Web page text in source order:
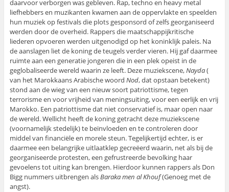
daarvoor verborgen was gebleven. Rap, techno en heavy metal
liefhebbers en muzikanten kwamen aan de oppervlakte en speelden
hun muziek op festivals die plots gesponsord of zelfs georganiseerd
werden door de overheid. Rappers die maatschappijkritische
liederen opvoeren werden uitgenodigd op het koninklijk paleis. Na
de aanslagen liet de koning de teugels verder vieren. Hij gaf daarmee
ruimte aan een generatie jongeren die in een plek opeist in de
geglobaliseerde wereld waarin ze leeft. Deze muziekscene,Nayda(
van het Marokkaans Arabische woord Nod, dat opstaan betekent)
stond aan de wieg van een nieuw soort patriottisme, tegen
terrorisme en voor vrijheid van meningsuiting, voor een eerlijk en vrij
Marokko. Een patriottisme dat niet conservatief is, maar open naar
de wereld. Wellicht heeft de koning getracht deze muziekscene
(voornamelijk stedelijk) te beïnvloeden en te controleren door
middel van financiële en morele steun. Tegelijkertijd echter, is er
daarmee een belangrijke uitlaatklep gecreëerd waarin, net als bij de
georganiseerde protesten, een gefrustreerde bevolking haar
gevoelens tot uiting kan brengen. Hierdoor kunnen rappers als Don
Bigg nummers uitbrengen alsBaraka men al Khouf(Genoeg met de
angst).